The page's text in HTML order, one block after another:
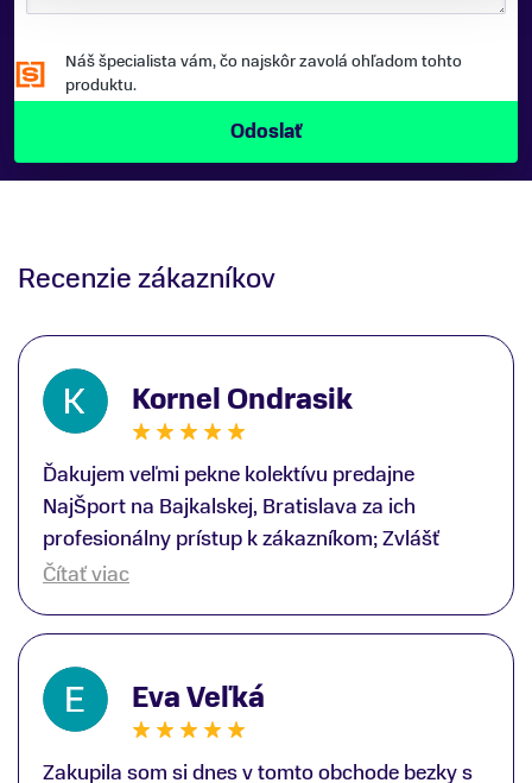
Náš špecialista vám, čo najskôr zavolá ohľadom tohto
produktu.
Recenzie zákazníkov
Kornel Ondrasik
Ďakujem veľmi pekne kolektívu predajne
NajŠport na Bajkalskej, Bratislava za ich
profesionálny prístup k zákazníkom; Zvlášť
ďakujem špecialistovi Martinovi Gunišovi za
lyžiarskej obuvi, ako aj prilby.. všetko značka
Atomic; Pán Martin Guniš mi svojou
odbornosťou otvoril nové obzory a dozvedel
som sa, vďaka jeho profesionálnemu prístupu k
zákazníkovi, up-to-date informácie o nových
Čítať viac
Eva Veľká
Zakupila som si dnes v tomto obchode bezky s